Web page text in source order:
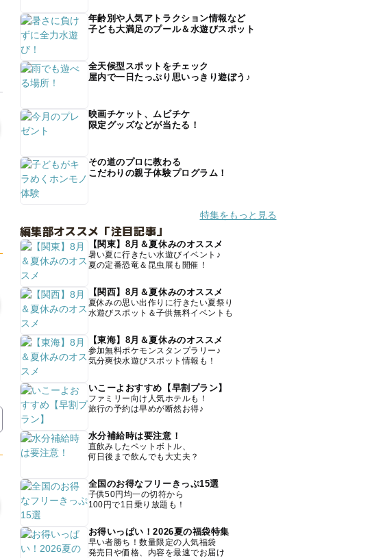
年齢別や人気アトラクション情報など
子ども大満足のプール＆水遊びスポット
全天候型スポットをチェック
屋内で一日たっぷり思いっきり遊ぼう♪
映画チケット、ムビチケ
限定グッズなどが当たる！
その道のプロに教わる
こだわりの親子体験プログラム！
特集をもっと見る
編集部オススメ「注目記事」
【関東】8月＆夏休みのオススメ
暑い夏に行きたい水遊びイベント♪
夏の定番恐竜＆昆虫展も開催！
【関西】8月＆夏休みのオススメ
夏休みの思い出作りに行きたい夏祭り
水遊びスポット＆子供無料イベントも
【東海】8月＆夏休みのオススメ
参加無料ポケモンスタンプラリー♪
気分爽快水遊びスポット情報も！
いこーよおすすめ【早割プラン】
ファミリー向け人気ホテルも！
旅行の予約は早めが断然お得♪
水分補給時は要注意！
直飲みしたペットボトル、
何日後まで飲んでも大丈夫？
全国のお得なフリーきっぷ15選
子供50円均一の切符から
100円で1日乗り放題も！
お得いっぱい！2026夏の福袋特集
早い者勝ち！数量限定の人気福袋
発売日や価格、内容を最速でお届け